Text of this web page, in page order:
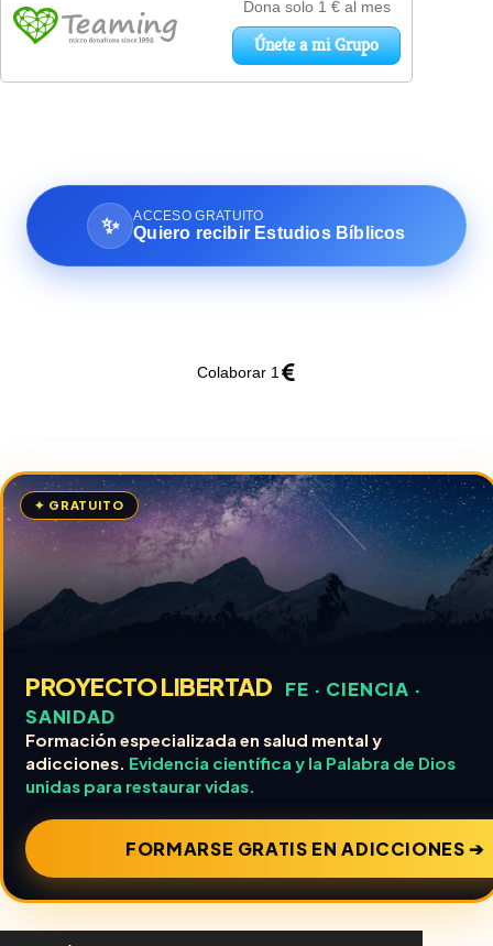
✨ ACCESO GRATUITO
Quiero recibir Estudios Bíblicos
Colaborar 1
✦ GRATUITO
PROYECTO LIBERTAD
FE · CIENCIA ·
SANIDAD
Formación especializada en salud mental y
adicciones. Evidencia científica y la Palabra de Dios
unidas para restaurar vidas.
FORMARSE GRATIS EN ADICCIONES ➔